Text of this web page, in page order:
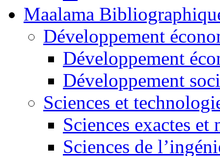
Maalama
Développement
Développement
Développement
Sciences et
Sciences exactes et
Sciences de